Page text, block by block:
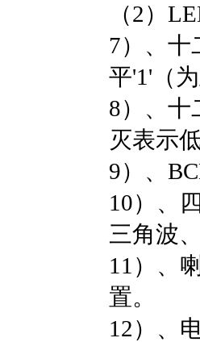
（2）
7）、十
平'1'（
8）、十
灭表示
9）、
10）、
三角波
11）、
置。
12）、